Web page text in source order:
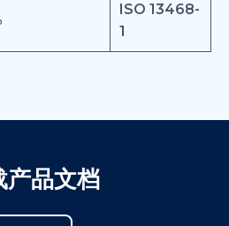
ISO 13468-
1
产品文档